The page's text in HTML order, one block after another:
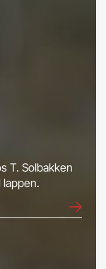
T. Solbakken
lappen.